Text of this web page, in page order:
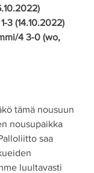
3 (14.10.2022)
4 3-0 (wo,
tämä nousuun
nousupaikka
saa
luultavasti